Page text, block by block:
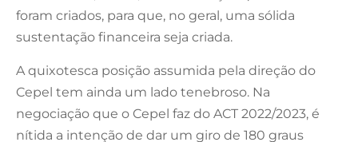
foram criados, para que, no geral, uma sólida
sustentação financeira seja criada.
A quixotesca posição assumida pela direção do
Cepel tem ainda um lado tenebroso. Na
negociação que o Cepel faz do ACT 2022/2023, é
nítida a intenção de dar um giro de 180 graus